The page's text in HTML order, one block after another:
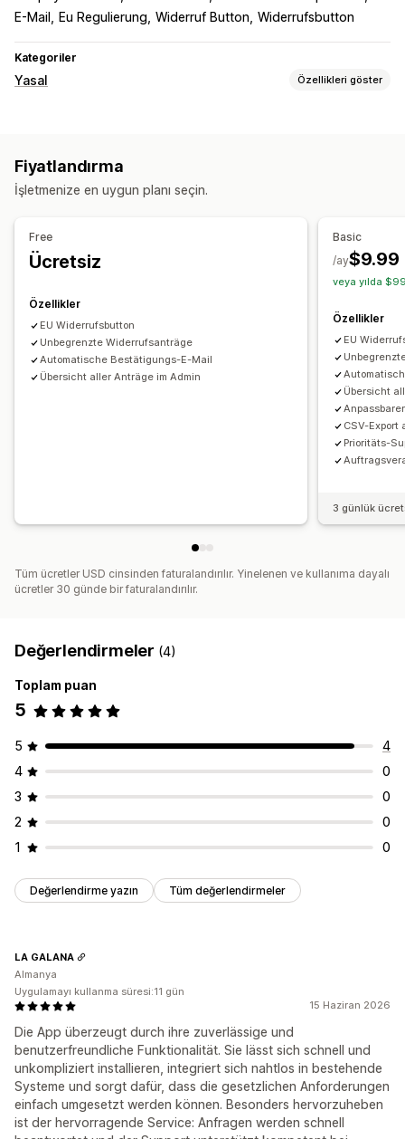
E-Mail
Eu Regulierung Widerruf Button Widerrufsbutton
Kategoriler
Yasal Özellikleri göster
Özelleştirme
Fiyatlandırma
İşletmenize en uygun planı seçin.
Free
Ücretsiz
Özellikler
EU Widerrufsbutton
Unbegrenzte Widerrufsanträge
Automatische Bestätigungs-E-Mail
Übersicht aller Anträge im Admin
Basic
$9.99
/ay
veya yılda
Özellikler
EU
Übersicht
CSV-Export
Prioritäts-
3 günlük
Tüm ücretler USD cinsinden faturalandırılır. Yinelenen ve kullanıma dayalı
ücretler 30 günde bir faturalandırılır.
Değerlendirmeler (4)
Toplam puan
5
5
4
4
0
3
0
2
0
1
0
Değerlendirme yazın Tüm değerlendirmeler
15 Haziran 2026
Die App überzeugt durch ihre zuverlässige und
benutzerfreundliche Funktionalität. Sie lässt sich schnell und
unkompliziert installieren, integriert sich nahtlos in bestehende
Systeme und sorgt dafür, dass die gesetzlichen Anforderungen
einfach umgesetzt werden können. Besonders hervorzuheben
ist der hervorragende Service: Anfragen werden schnell
LA GALANA
Almanya
Uygulamayı kullanma süresi:11 gün